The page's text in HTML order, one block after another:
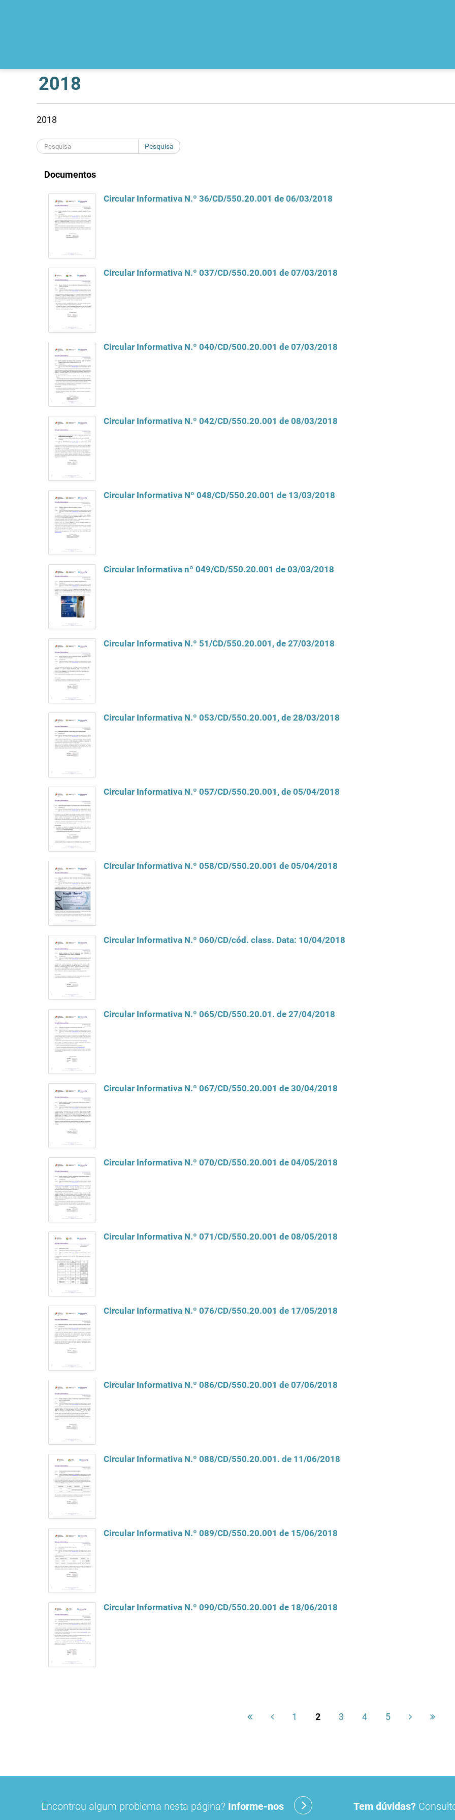
2018
2018
Pesquisa
Documentos
Circular Informativa N.º 36/CD/550.20.001 de 06/03/2018
Circular Informativa N.º 037/CD/550.20.001 de 07/03/2018
Circular Informativa N.º 040/CD/500.20.001 de 07/03/2018
Circular Informativa N.º 042/CD/550.20.001 de 08/03/2018
Circular Informativa Nº 048/CD/550.20.001 de 13/03/2018
Circular Informativa nº 049/CD/550.20.001 de 03/03/2018
Circular Informativa N.º 51/CD/550.20.001, de 27/03/2018
Circular Informativa N.º 053/CD/550.20.001, de 28/03/2018
Circular Informativa N.º 057/CD/550.20.001, de 05/04/2018
Circular Informativa N.º 058/CD/550.20.001 de 05/04/2018
Circular Informativa N.º 060/CD/cód. class. Data: 10/04/2018
Circular Informativa N.º 065/CD/550.20.01. de 27/04/2018
Circular Informativa N.º 067/CD/550.20.001 de 30/04/2018
Circular Informativa N.º 070/CD/550.20.001 de 04/05/2018
Circular Informativa N.º 071/CD/550.20.001 de 08/05/2018
Circular Informativa N.º 076/CD/550.20.001 de 17/05/2018
Circular Informativa N.º 086/CD/550.20.001 de 07/06/2018
Circular Informativa N.º 088/CD/550.20.001. de 11/06/2018
Circular Informativa N.º 089/CD/550.20.001 de 15/06/2018
Circular Informativa N.º 090/CD/550.20.001 de 18/06/2018
1 2 3 4 5
Encontrou algum problema nesta página? Informe-nos Tem dúvidas?